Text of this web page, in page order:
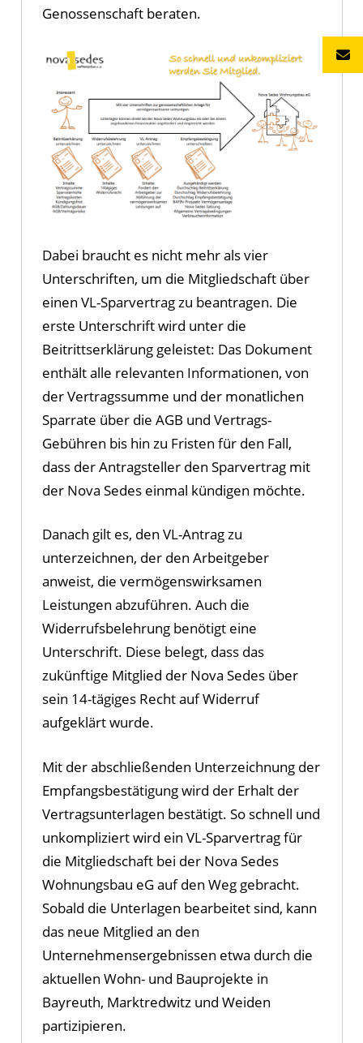
Genossenschaft beraten.
Dabei braucht es nicht mehr als vier
Unterschriften, um die Mitgliedschaft über
einen VL-Sparvertrag zu beantragen. Die
erste Unterschrift wird unter die
Beitrittserklärung geleistet: Das Dokument
enthält alle relevanten Informationen, von
der Vertragssumme und der monatlichen
Sparrate über die AGB und Vertrags-
Gebühren bis hin zu Fristen für den Fall,
dass der Antragsteller den Sparvertrag mit
der Nova Sedes einmal kündigen möchte.
Danach gilt es, den VL-Antrag zu
unterzeichnen, der den Arbeitgeber
anweist, die vermögenswirksamen
Leistungen abzuführen. Auch die
Widerrufsbelehrung benötigt eine
Unterschrift. Diese belegt, dass das
zukünftige Mitglied der Nova Sedes über
sein 14-tägiges Recht auf Widerruf
aufgeklärt wurde.
Mit der abschließenden Unterzeichnung der
Empfangsbestätigung wird der Erhalt der
Vertragsunterlagen bestätigt. So schnell und
unkompliziert wird ein VL-Sparvertrag für
die Mitgliedschaft bei der Nova Sedes
Wohnungsbau eG auf den Weg gebracht.
Sobald die Unterlagen bearbeitet sind, kann
das neue Mitglied an den
Unternehmensergebnissen etwa durch die
aktuellen Wohn- und Bauprojekte in
Bayreuth, Marktredwitz und Weiden
partizipieren.